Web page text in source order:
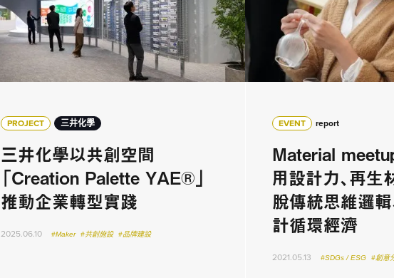
PROJECT 三井化學
三井化學以共創空間
「Creation Palette YAE®」
推動企業轉型實踐
2025.06.10 #Maker #共創施設 #品牌建設
EVENT report
Material
用設計力、再
脫傳統思維邏
計循環經濟
2021.05.13 #SDGs / ESG #創意